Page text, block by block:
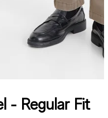
- Regular Fit